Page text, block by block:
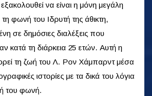
να είναι η μόνη μεγάλη
φωνή του Ιδρυτή της άθικτη,
σε δημόσιες διαλέξεις που
κατά τη διάρκεια 25 ετών. Αυτή η
τη ζωή του Λ. Ρον Χάμπαρντ μέσα
ιστορίες με τα δικά του λόγια
του φωνή.